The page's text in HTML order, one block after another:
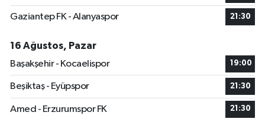
Gaziantep FK - Alanyaspor 21:30
16 Ağustos, Pazar
Başakşehir - Kocaelispor
19:00
Beşiktaş - Eyüpspor 21:30
Amed - Erzurumspor FK 21:30